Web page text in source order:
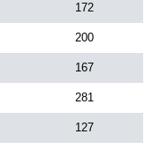
172
200
167
281
127